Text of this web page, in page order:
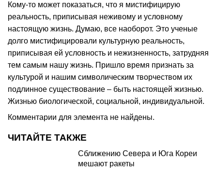
Кому-то может показаться, что я мистифицирую
реальность, приписывая неживому и условному
настоящую жизнь. Думаю, все наоборот. Это ученые
долго мистифицировали культурную реальность,
приписывая ей условность и нежизненность, затрудняя
тем самым нашу жизнь. Пришло время признать за
культурой и нашим символическим творчеством их
подлинное существование – быть настоящей жизнью.
Жизнью биологической, социальной, индивидуальной.
Комментарии для элемента не найдены.
ЧИТАЙТЕ ТАКЖЕ
Сближению Севера и Юга Кореи
мешают ракеты